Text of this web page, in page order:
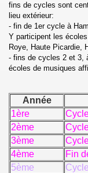
fins de cycles sont
lieu extérieur:
- fin de 1er cycle à
Y participent les
Roye, Haute Picardie,
- fins de cycles 2 et 3,
écoles de musiques
Année
1ère
2ème
3ème
4ème
Fin
5ème